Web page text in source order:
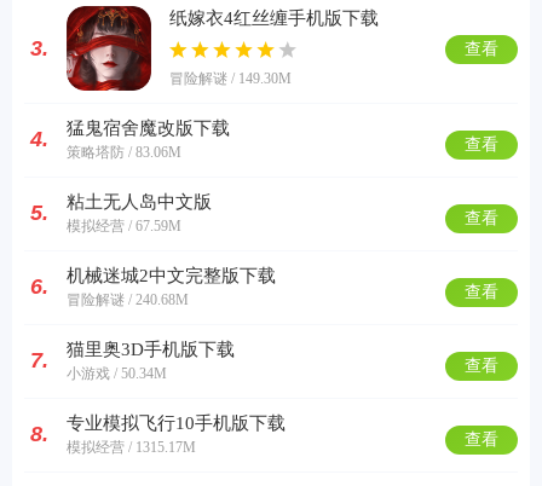
3.
纸嫁衣4红丝缠手机版下载
冒险解谜 / 149.30M
查看
4. 猛鬼宿舍魔改版下载
策略塔防 / 83.06M 查看
5. 粘土无人岛中文版
模拟经营 / 67.59M 查看
6. 机械迷城2中文完整版下载
冒险解谜 / 240.68M 查看
7. 猫里奥3D手机版下载
小游戏 / 50.34M 查看
8. 专业模拟飞行10手机版下载
模拟经营 / 1315.17M 查看